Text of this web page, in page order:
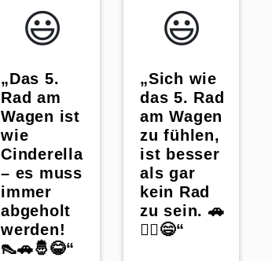
😃️
„Das 5.
Rad am
Wagen ist
wie
Cinderella
– es muss
immer
abgeholt
werden!
👠🚗🤴😂“
😃️
„Sich wie
das 5. Rad
am Wagen
zu fühlen,
ist besser
als gar
kein Rad
zu sein. 🚗
🤷‍♀️😄“